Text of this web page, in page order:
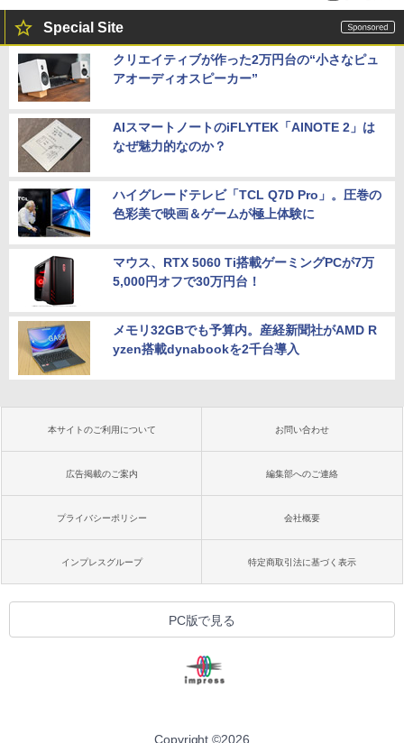
Special Site
クリエイティブが作った2万円台の“小さなピュ
アオーディオスピーカー”
AIスマートノートのiFLYTEK「AINOTE 2」は
なぜ魅力的なのか？
ハイグレードテレビ「TCL Q7D Pro」。圧巻の
色彩美で映画＆ゲームが極上体験に
マウス、RTX 5060 Ti搭載ゲーミングPCが7万
5,000円オフで30万円台！
メモリ32GBでも予算内。産経新聞社がAMD R
yzen搭載dynabookを2千台導入
本サイトのご利用について お問い合わせ
広告掲載のご案内 編集部へのご連絡
プライバシーポリシー 会社概要
インプレスグループ 特定商取引法に基づく表示
PC版で見る
Copyright ©2026